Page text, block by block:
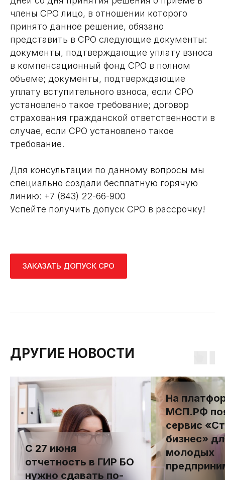
члены СРО лицо, в отношении которого
принято данное решение, обязано
представить в СРО следующие документы:
документы, подтверждающие уплату взноса
в компенсационный фонд СРО в полном
объеме; документы, подтверждающие
уплату вступительного взноса, если СРО
установлено такое требование; договор
страхования гражданской ответственности в
случае, если СРО установлено такое
требование.
Для консультации по данному вопросы мы
специально создали бесплатную горячую
линию: +7 (843) 22-66-900
Успейте получить допуск СРО в рассрочку!
ЗАКАЗАТЬ ДОПУСК СРО
ДРУГИЕ НОВОСТИ
С 27 июня
отчетность в ГИР БО
нужно сдавать по-
На
МСП.РФ
сервис
бизнес»
молодых